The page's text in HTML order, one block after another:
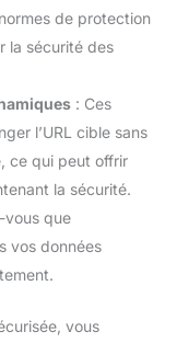
de protection
la sécurité des
: Ces
l’URL cible sans
ce qui peut offrir
la sécurité.
vous que
vos données
vous